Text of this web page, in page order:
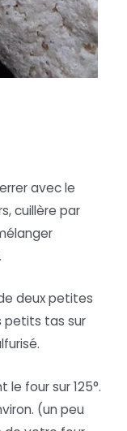
avec le
cuillère par
deux petites
petits tas sur
four sur 125°.
(un peu